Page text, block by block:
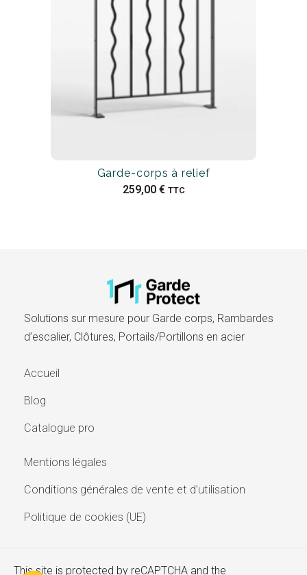
Garde-corps à relief
259,00 € TTC
Solutions sur mesure pour Garde corps, Rambardes
d’escalier, Clôtures, Portails/Portillons en acier​
Accueil
Blog
Catalogue pro
Mentions légales
Conditions générales de vente et d’utilisation
Politique de cookies (UE)
This site is protected by reCAPTCHA and the